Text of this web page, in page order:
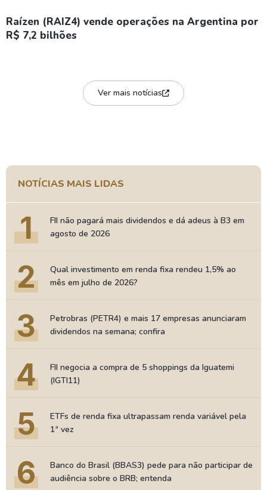
Raízen (RAIZ4) vende operações na Argentina por
R$ 7,2 bilhões
Ver mais notícias
NOTÍCIAS MAIS LIDAS
1
FII não pagará mais dividendos e dá adeus à B3 em
agosto de 2026
2
Qual investimento em renda fixa rendeu 1,5% ao
mês em julho de 2026?
3
Petrobras (PETR4) e mais 17 empresas anunciaram
dividendos na semana; confira
4
FII negocia a compra de 5 shoppings da Iguatemi
(IGTI11)
5
ETFs de renda fixa ultrapassam renda variável pela
1ª vez
6
Banco do Brasil (BBAS3) pede para não participar de
audiência sobre o BRB; entenda